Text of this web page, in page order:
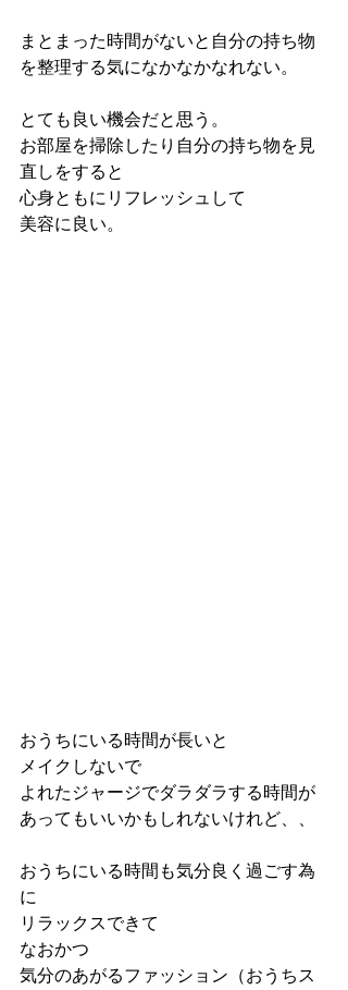
まとまった時間がないと自分の持ち物
を整理する気になかなかなれない。
とても良い機会だと思う。
お部屋を掃除したり自分の持ち物を見
直しをすると
心身ともにリフレッシュして
美容に良い。
おうちにいる時間が長いと
メイクしないで
よれたジャージでダラダラする時間が
あってもいいかもしれないけれど、、
おうちにいる時間も気分良く過ごす為
に
リラックスできて
なおかつ
気分のあがるファッション（おうちス